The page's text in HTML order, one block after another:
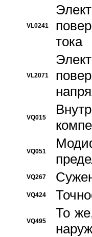
VL0241
тока
VL2071
VQ015
VQ051
VQ267
VQ424
VQ495
То